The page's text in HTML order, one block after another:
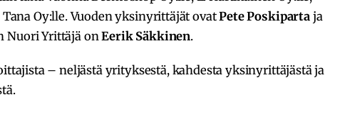
Oy:lle. Vuoden yksinyrittäjät ovatPete Poskiparta ja
Nuori Yrittäjä onEerik Säkkinen.
– neljästä yrityksestä, kahdesta yksinyrittäjästä ja